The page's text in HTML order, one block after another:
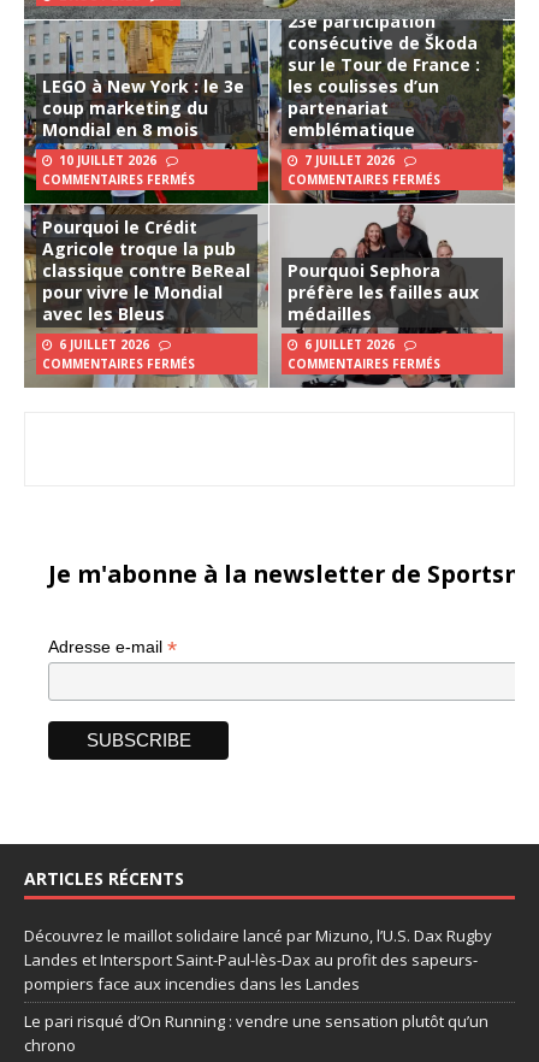
LEGO à New York : le 3e
coup marketing du
Mondial en 8 mois
10 JUILLET 2026
COMMENTAIRES FERMÉS
23e participation
consécutive de Škoda
sur le Tour de France :
les coulisses d’un
partenariat
emblématique
7 JUILLET 2026
COMMENTAIRES FERMÉS
Pourquoi le Crédit
Agricole troque la pub
classique contre BeReal
pour vivre le Mondial
avec les Bleus
6 JUILLET 2026
COMMENTAIRES FERMÉS
Pourquoi Sephora
préfère les failles aux
médailles
6 JUILLET 2026
COMMENTAIRES FERMÉS
Je m'abonne à la newsletter de
Adresse e-mail *
ARTICLES RÉCENTS
Découvrez le maillot solidaire lancé par Mizuno, l’U.S. Dax Rugby
Landes et Intersport Saint-Paul-lès-Dax au profit des sapeurs-
pompiers face aux incendies dans les Landes
Le pari risqué d’On Running : vendre une sensation plutôt qu’un
chrono